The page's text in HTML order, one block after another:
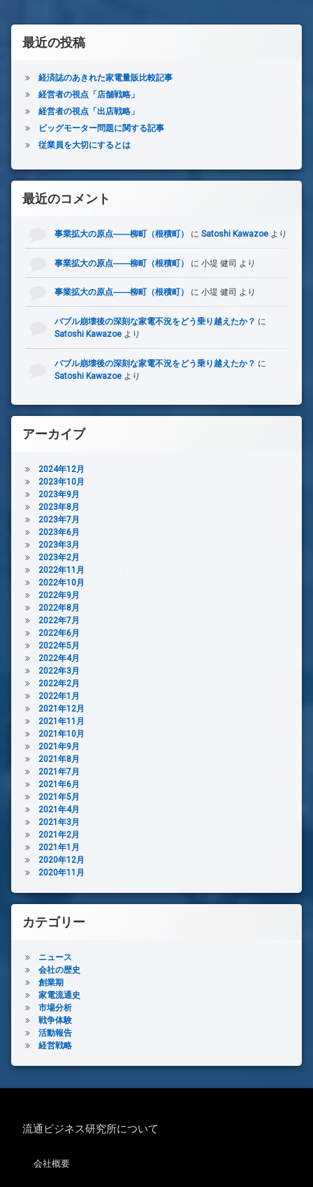
最近の投稿
経済誌のあきれた家電量販比較記事
経営者の視点「店舗戦略」
経営者の視点「出店戦略」
ビッグモーター問題に関する記事
従業員を大切にするとは
最近のコメント
事業拡大の原点――柳町（根積町） に Satoshi Kawazoeより
事業拡大の原点――柳町（根積町） に 小堤 健司 より
事業拡大の原点――柳町（根積町） に 小堤 健司 より
バブル崩壊後の深刻な家電不況をどう乗り越えたか？ に
Satoshi Kawazoeより
バブル崩壊後の深刻な家電不況をどう乗り越えたか？ に
Satoshi Kawazoeより
アーカイブ
2024年12月
2023年10月
2023年9月
2023年8月
2023年7月
2023年6月
2023年3月
2023年2月
2022年11月
2022年10月
2022年9月
2022年8月
2022年7月
2022年6月
2022年5月
2022年4月
2022年3月
2022年2月
2022年1月
2021年12月
2021年11月
2021年10月
2021年9月
2021年8月
2021年7月
2021年6月
2021年5月
2021年4月
2021年3月
2021年2月
2021年1月
2020年12月
2020年11月
カテゴリー
ニュース
会社の歴史
創業期
家電流通史
市場分析
戦争体験
活動報告
経営戦略
流通ビジネス研究所について
会社概要